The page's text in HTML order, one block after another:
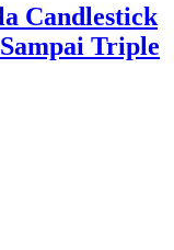
Candlestick
Triple